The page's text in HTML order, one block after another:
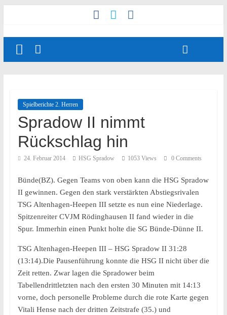
Spielberichte 2. Herren
Spradow II nimmt
Rückschlag hin
24. Februar 2014 HSG Spradow 1053 Views 0 Comments
Bünde(BZ). Gegen Teams von oben kann die HSG Spradow
II gewinnen. Gegen den stark verstärkten Abstiegsrivalen
TSG Altenhagen-Heepen III setzte es nun eine Niederlage.
Spitzenreiter CVJM Rödinghausen II fand wieder in die
Spur. Immerhin einen Punkt holte die SG Bünde-Dünne II.
TSG Altenhagen-Heepen III – HSG Spradow II 31:28
(13:14).Die Pausenführung konnte die HSG II nicht über die
Zeit retten. Zwar lagen die Spradower beim
Tabellendrittletzten nach den ersten 30 Minuten mit 14:13
vorne, doch personelle Probleme durch die rote Karte gegen
Vitali Hense nach der dritten Zeitstrafe (35.) und